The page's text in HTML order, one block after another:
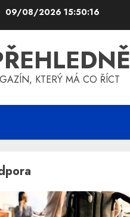
09/08/202615:50:17
KTERÝ MÁ CO ŘÍCT